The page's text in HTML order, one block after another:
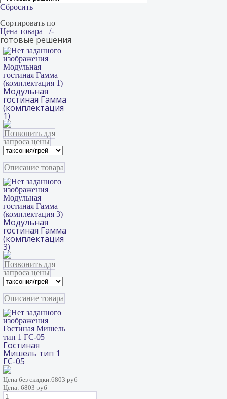
Сбросить
Сортировать по
Цена товара +/-
готовые решения
Модульная
гостиная Гамма
(комплектация 1)
Модульная
гостиная Гамма
(комплектация
1)
Позвонить для
запроса цены
Описание товара
Модульная
гостиная Гамма
(комплектация 3)
Модульная
гостиная Гамма
(комплектация
3)
Позвонить для
запроса цены
Описание товара
Гостиная Мишель
тип 1 ГС-05
Гостиная
Мишель тип 1
ГС-05
Цена без скидки:6803 руб
Цена: 6803 руб